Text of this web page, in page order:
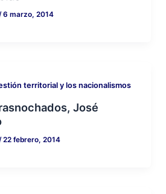
6 marzo, 2014
territorial y los nacionalismos
José
22 febrero, 2014